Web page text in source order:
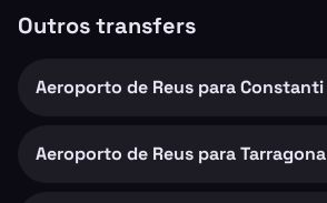
Outros transfers
Aeroporto de Reus para Constanti
Aeroporto de Reus para Tarragona